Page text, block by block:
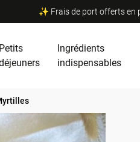
✨ Frais de port offerts en
Petits
Ingrédients
indispensables